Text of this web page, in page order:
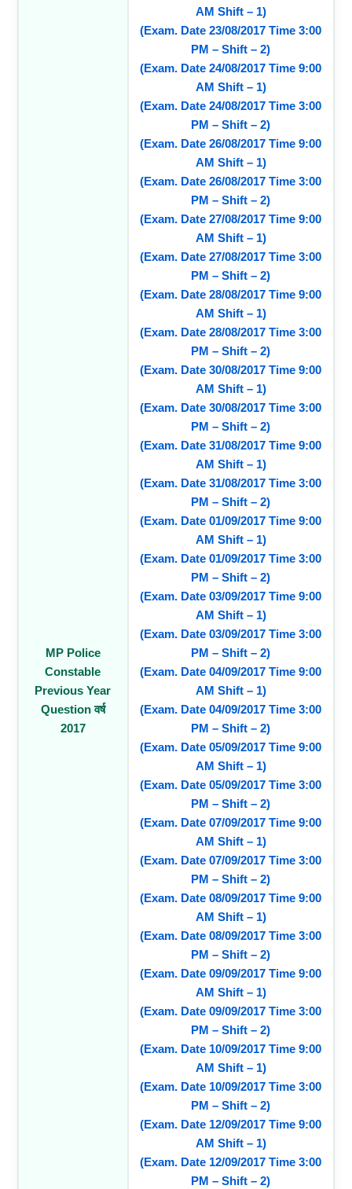
MP Police
Constable
Previous Year
Question वर्ष
2017
AM Shift – 1)
(Exam. Date 23/08/2017 Time 3:00
PM – Shift – 2)
(Exam. Date 24/08/2017 Time 9:00
AM Shift – 1)
(Exam. Date 24/08/2017 Time 3:00
PM – Shift – 2)
(Exam. Date 26/08/2017 Time 9:00
AM Shift – 1)
(Exam. Date 26/08/2017 Time 3:00
PM – Shift – 2)
(Exam. Date 27/08/2017 Time 9:00
AM Shift – 1)
(Exam. Date 27/08/2017 Time 3:00
PM – Shift – 2)
(Exam. Date 28/08/2017 Time 9:00
AM Shift – 1)
(Exam. Date 28/08/2017 Time 3:00
PM – Shift – 2)
(Exam. Date 30/08/2017 Time 9:00
AM Shift – 1)
(Exam. Date 30/08/2017 Time 3:00
PM – Shift – 2)
(Exam. Date 31/08/2017 Time 9:00
AM Shift – 1)
(Exam. Date 31/08/2017 Time 3:00
PM – Shift – 2)
(Exam. Date 01/09/2017 Time 9:00
AM Shift – 1)
(Exam. Date 01/09/2017 Time 3:00
PM – Shift – 2)
(Exam. Date 03/09/2017 Time 9:00
AM Shift – 1)
(Exam. Date 03/09/2017 Time 3:00
PM – Shift – 2)
(Exam. Date 04/09/2017 Time 9:00
AM Shift – 1)
(Exam. Date 04/09/2017 Time 3:00
PM – Shift – 2)
(Exam. Date 05/09/2017 Time 9:00
AM Shift – 1)
(Exam. Date 05/09/2017 Time 3:00
PM – Shift – 2)
(Exam. Date 07/09/2017 Time 9:00
AM Shift – 1)
(Exam. Date 07/09/2017 Time 3:00
PM – Shift – 2)
(Exam. Date 08/09/2017 Time 9:00
AM Shift – 1)
(Exam. Date 08/09/2017 Time 3:00
PM – Shift – 2)
(Exam. Date 09/09/2017 Time 9:00
AM Shift – 1)
(Exam. Date 09/09/2017 Time 3:00
PM – Shift – 2)
(Exam. Date 10/09/2017 Time 9:00
AM Shift – 1)
(Exam. Date 10/09/2017 Time 3:00
PM – Shift – 2)
(Exam. Date 12/09/2017 Time 9:00
AM Shift – 1)
(Exam. Date 12/09/2017 Time 3:00
PM – Shift – 2)